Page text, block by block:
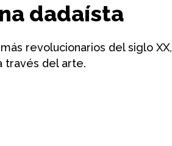
dadaísta
revolucionarios del siglo XX,
través del arte.